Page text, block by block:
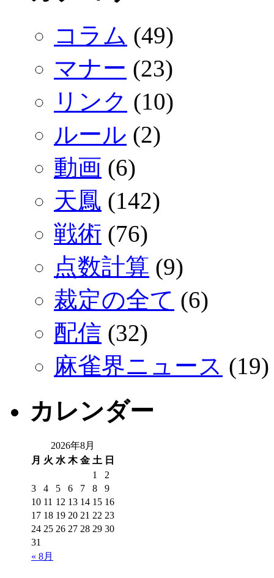
コラム (49)
マナー (23)
リンク (10)
ルール (2)
動画 (6)
天鳳 (142)
戦術 (76)
点数計算 (9)
裁定の全て (6)
配信 (32)
麻雀界ニュース (19)
カレンダー
2026年8月
月 火 水 木 金 土 日
« 8月
1
2
3
4 5 6 7 8
9
10 11 12 13 14 15 16
17 18 19 20 21 22 23
24 25 26 27 28 29 30
31